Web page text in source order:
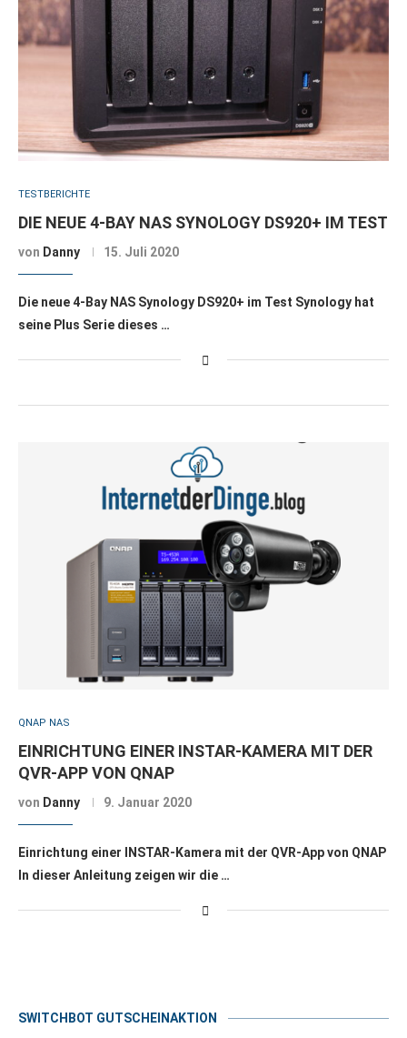
TESTBERICHTE
DIE NEUE 4-BAY NAS SYNOLOGY DS920+ IM TEST
von Danny 15. Juli 2020
Die neue 4-Bay NAS Synology DS920+ im Test Synology hat
seine Plus Serie dieses …
QNAP NAS
EINRICHTUNG EINER INSTAR-KAMERA MIT DER
QVR-APP VON QNAP
von Danny 9. Januar 2020
Einrichtung einer INSTAR-Kamera mit der QVR-App von QNAP
In dieser Anleitung zeigen wir die …
SWITCHBOT GUTSCHEINAKTION